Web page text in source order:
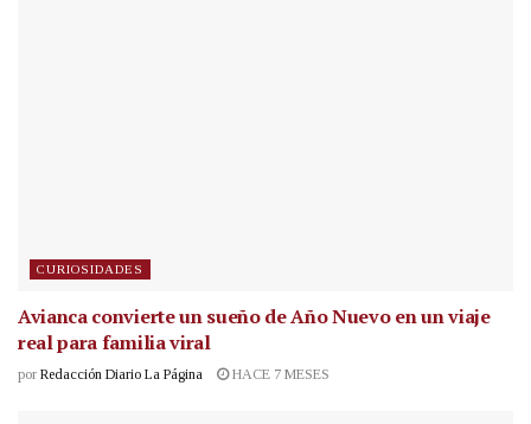
CURIOSIDADES
Avianca convierte un sueño de Año Nuevo en un viaje
real para familia viral
por Redacción Diario La Página HACE 7 MESES